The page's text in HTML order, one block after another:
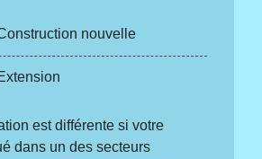
nouvelle
est différente si votre
dans un des secteurs